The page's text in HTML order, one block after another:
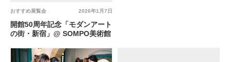
2026年1月7日
おすすめ展覧会
開館50周年記念「モダンアート
の街・新宿」@ SOMPO美術館